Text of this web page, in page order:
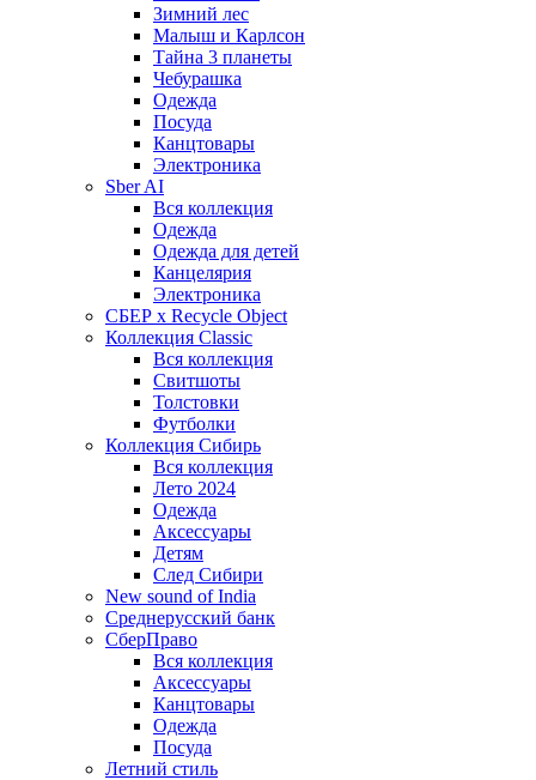
Зимний лес
Малыш и Карлсон
Тайна 3 планеты
Чебурашка
Одежда
Посуда
Канцтовары
Электроника
Sber AI
Вся коллекция
Одежда
Одежда для детей
Канцелярия
Электроника
СБЕР x Recycle Object
Коллекция Classic
Вся коллекция
Свитшоты
Толстовки
Футболки
Коллекция Сибирь
Вся коллекция
Лето 2024
Одежда
Аксессуары
Детям
След Сибири
New sound of India
Среднерусский банк
СберПраво
Вся коллекция
Аксессуары
Канцтовары
Одежда
Посуда
Летний стиль